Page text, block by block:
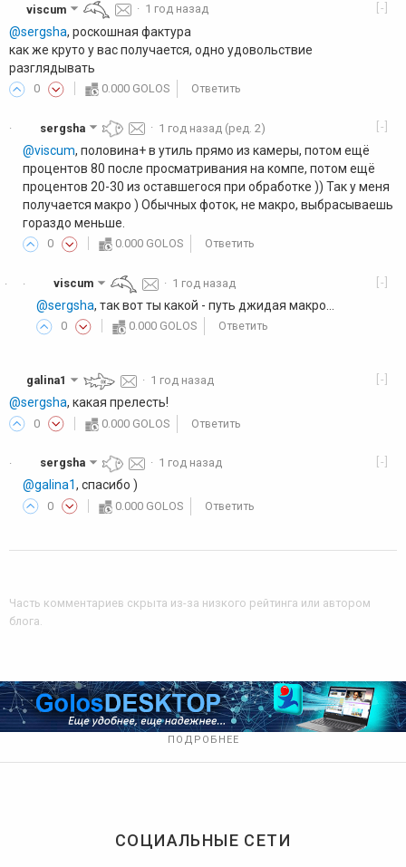
[-]
viscum · 1 год назад
@sergsha, роскошная фактура
как же круто у вас получается, одно удовольствие
разглядывать
0 0.000 GOLOS Ответить
· [-]
sergsha · 1 год назад (ред. 2)
@viscum, половина+ в утиль прямо из камеры, потом ещё
процентов 80 после просматривания на компе, потом ещё
процентов 20-30 из оставшегося при обработке )) Так у меня
получается макро ) Обычных фоток, не макро, выбрасываешь
гораздо меньше.
0 0.000 GOLOS Ответить
·
· [-]
viscum · 1 год назад
@sergsha, так вот ты какой - путь джидая макро...
0 0.000 GOLOS Ответить
[-]
galina1 · 1 год назад
@sergsha, какая прелесть!
0 0.000 GOLOS Ответить
· [-]
sergsha · 1 год назад
@galina1, спасибо )
0 0.000 GOLOS Ответить
Часть комментариев скрыта из-за низкого рейтинга или автором
блога.
ПОДРОБНЕЕ
СОЦИАЛЬНЫЕ СЕТИ